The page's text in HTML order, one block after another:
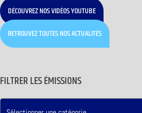
DÉCOUVREZ NOS VIDÉOS YOUTUBE
RETROUVEZ TOUTES NOS ACTUALITÉS
FILTRER LES ÉMISSIONS